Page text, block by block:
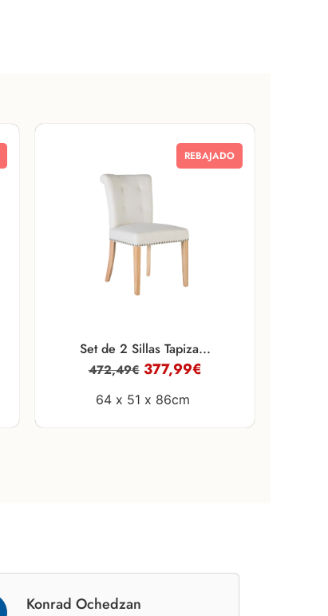
REBAJADO
Set de 2 Sillas Tapiza...
472,49€ 377,99€
64 x 51 x 86cm
Konrad Ochedzan